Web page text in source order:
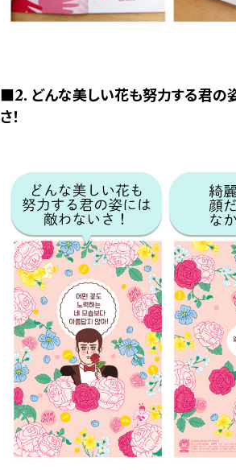
■2. どんな美しい花も努力する君の
さ！